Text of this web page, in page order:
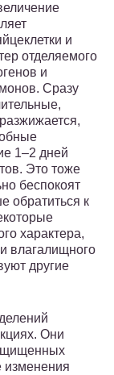
и
отделяемого
и
Сразу
1–2 дней
Это тоже
беспокоят
обратиться к
характера,
влагалищного
другие
Они
изменения